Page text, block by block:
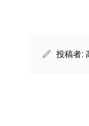
投稿者: